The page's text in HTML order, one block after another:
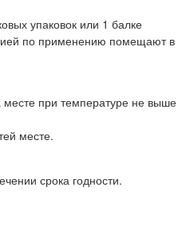
упаковок или 1 балке
по применению помещают в
при температуре не выше
месте.
срока годности.